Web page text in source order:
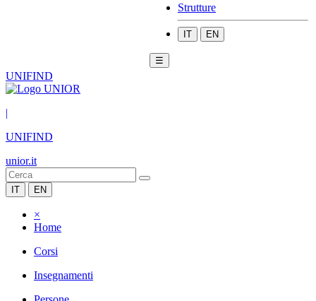
Strutture
IT EN
☰
UNIFIND
|
UNIFIND
unior.it
IT EN
×
Home
Corsi
Insegnamenti